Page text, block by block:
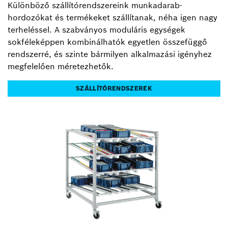
Különböző szállítórendszereink munkadarab-
hordozókat és termékeket szállítanak, néha igen nagy
terheléssel. A szabványos moduláris egységek
sokféleképpen kombinálhatók egyetlen összefüggő
rendszerré, és szinte bármilyen alkalmazási igényhez
megfelelően méretezhetők.
SZÁLLÍTÓRENDSZEREK